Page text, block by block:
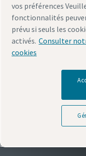
Téléchargez
MicroTorque
Electronics
Laissez-
stratégie de
Prenez un rendez-
vos préférences
fonctionnalités
prévu si seuls les
activés. Consulter
cookies